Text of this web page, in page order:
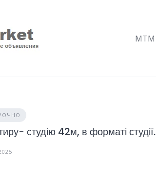
МТМ
студію 42м, в форматі студії.